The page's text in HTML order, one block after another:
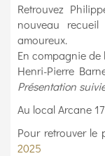
Retrouvez
nouveau
amoureux.
En compagnie
Henri-Pierre
Présentation
Au local Arcane
Pour retrouver le
2025